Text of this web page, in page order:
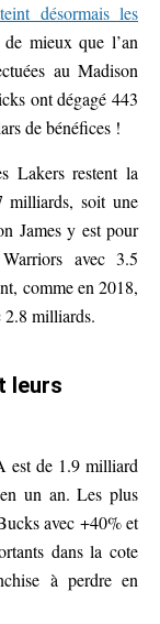
désormais les
mieux que l’an
au Madison
ont dégagé 443
de bénéfices !
Lakers restent la
milliards, soit une
James y est pour
avec 3.5
comme en 2018,
2.8 milliards.
leurs
est de 1.9 milliard
un an. Les plus
avec +40% et
dans la cote
à perdre en